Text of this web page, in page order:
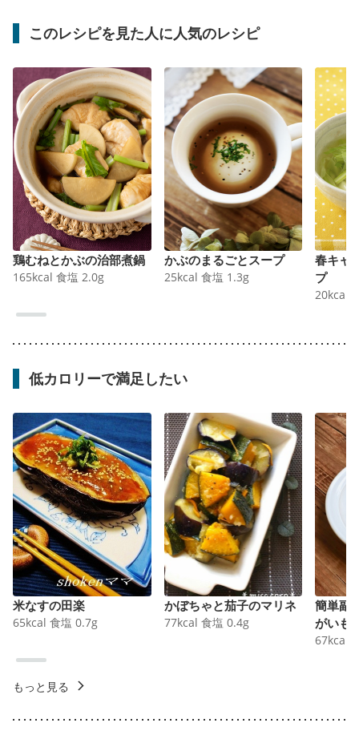
このレシピを見た人に人気のレシピ
鶏むねとかぶの治部煮鍋
165kcal 食塩 2.0g
かぶのまるごとスープ
25kcal 食塩 1.3g
春キャ
プ
20kcal
低カロリーで満足したい
米なすの田楽
65kcal 食塩 0.7g
かぼちゃと茄子のマリネ
77kcal 食塩 0.4g
簡単副
がいも
67kcal
もっと見る